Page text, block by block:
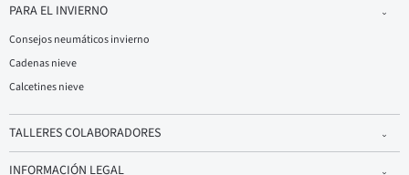
PARA EL INVIERNO
Consejos neumáticos invierno
Cadenas nieve
Calcetines nieve
TALLERES COLABORADORES
INFORMACIÓN LEGAL